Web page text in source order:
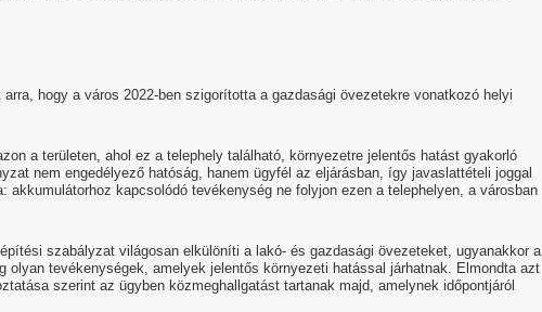
hogy a város 2022-ben szigorította a gazdasági övezetekre vonatkozó helyi
a területen, ahol ez a telephely található, környezetre jelentős hatást gyakorló
nem engedélyező hatóság, hanem ügyfél az eljárásban, így javaslattételi joggal
akkumulátorhoz kapcsolódó tevékenység ne folyjon ezen a telephelyen, a városban
szabályzat világosan elkülöníti a lakó- és gazdasági övezeteket, ugyanakkor a
olyan tevékenységek, amelyek jelentős környezeti hatással járhatnak. Elmondta azt
szerint az ügyben közmeghallgatást tartanak majd, amelynek időpontjáról